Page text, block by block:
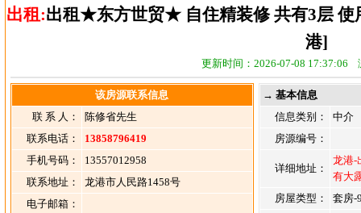
出租:出租★东方世贸★ 自住精装修 共有3层 使
港]
更新时间：2026-07-08 17:37:06
该房源联系信息
联 系 人：
陈修省先生
联系电话：
13858796419
手机号码：
13557012958
联系地址：
龙港市人民路1458号
电子邮箱：
→ 基本信息
信息类别：
中介
房源编号：
详细地址：
龙港-
有大
房屋类型：
套房-